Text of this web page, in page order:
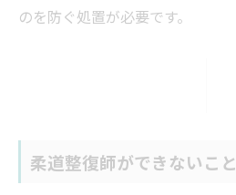
のを防ぐ処置が必要です。
柔道整復師ができないこと